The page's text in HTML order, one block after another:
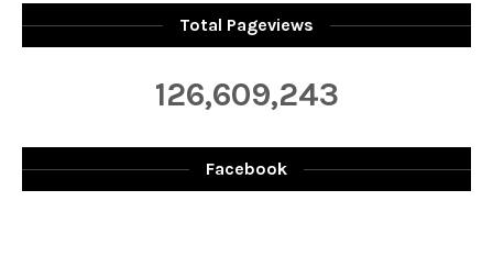
Total Pageviews
126,609,243
Facebook